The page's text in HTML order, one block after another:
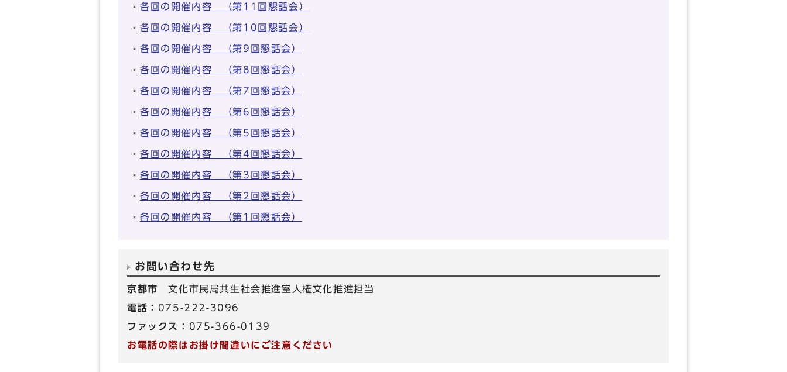
各回の開催内容 （第11回懇話会）
各回の開催内容 （第10回懇話会）
各回の開催内容 （第9回懇話会）
各回の開催内容 （第8回懇話会）
各回の開催内容 （第7回懇話会）
各回の開催内容 （第6回懇話会）
各回の開催内容 （第5回懇話会）
各回の開催内容 （第4回懇話会）
各回の開催内容 （第3回懇話会）
各回の開催内容 （第2回懇話会）
各回の開催内容 （第1回懇話会）
お問い合わせ先
京都市文化市民局共生社会推進室人権文化推進担当
電話： 075-222-3096
ファックス： 075-366-0139
お電話の際はお掛け間違いにご注意ください